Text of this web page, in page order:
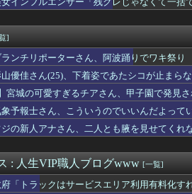
断された子供たち、高確率で『この習慣』
決定！？嬉しい！！」→「なんなんだよこ
だかわいい
NEO ダイナマイトアクション「ダイアポロン
熱波でで１ヶ月で９６００人死亡……
が整形か否か判定たのむ！！
職場の男が白いタキシードで同僚の結婚式
のインスパイア多いよね
ーズ「純燼エイヤフィヤトラ それからの物
秒で済むのにそれを面倒くさいとかDL版選
してトレーナーに迫るルラち
買った時の倍なんだけど今だと買い増して
デン、三井寺がデビューｗｗｗｗｗｗ
]
ランチリポーターさん、阿波踊りでワキ祭り
山優佳さん(25)、下着姿であたシコが止まら
宮城の可愛すぎるチアさん、甲子園で発見
予報士さん、こういうのでいいんだよって
ジの新人アナさん、二人とも腋を見せてくれ
: 人生VIP職人ブログwww [一覧]
府「トラックはサービスエリア利用有料化す